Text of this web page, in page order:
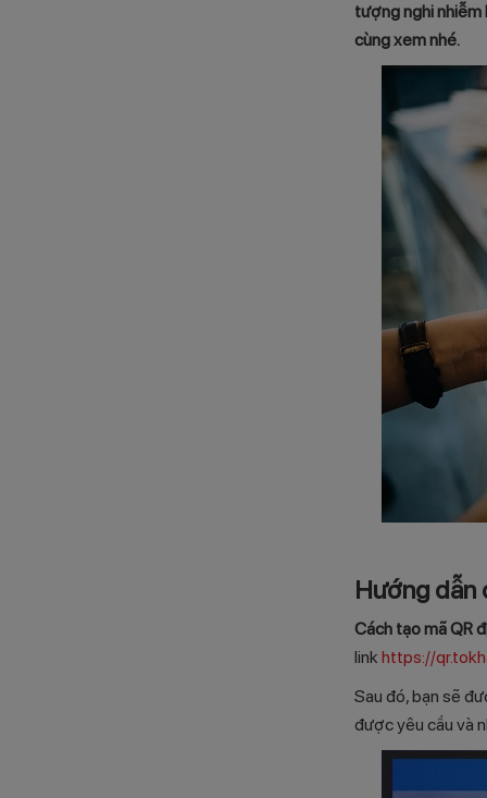
tượng nghi nhiễm
cùng xem nhé.
Hướng dẫn
Cách tạo mã QR
link https://
Sau đó, bạn sẽ
được yêu cầu và